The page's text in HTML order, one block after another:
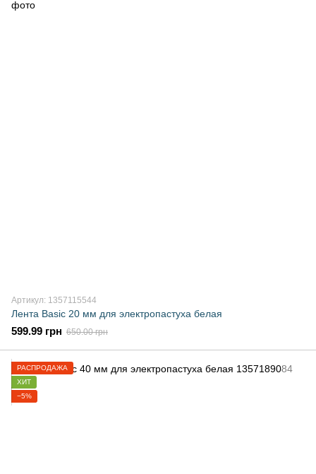
Артикул: 1357115544
Лента Basic 20 мм для электропастуха белая
599.99 грн 650.00 грн
РАСПРОДАЖА
ХИТ
−5%